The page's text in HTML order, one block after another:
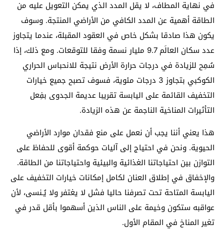
في نهاية المطاف، لا يقل المدد الذي يمكن التعويل عليه من
الطاقة أهمية عن المدد الكافي من الأراضي المنتجة. وسوف
يكون هذا صادقا بشكل خاص في العقود المقبلة، عندما يتجاوز
عدد سكان العالَم 9.7 مليار نسمة وفقا للتوقعات. ومع ذلك، إذا
سُمِح للزيادة في درجات حرارة الأرض نتيجة للانحباس الحراري
الكوكبي بتجاوز 3 درجات مئوية، فسوف تصبح جميع خيارات
التخفيف القائمة على اليابسة تقريبا عديمة الجدوى بفِعل
التأثيرات المناخية الناجمة عن هذه الزيادة.
هذا يعني أننا يجب أن نعمل على منع فقدان موارد الأراضي
الحيوية. ونحن في احتياج إلى آليات حوكمة أقوى للحفاظ على
التوازن بين احتياجاتنا الغذائية والبيئية واحتياجاتنا من الطاقة.
والإخفاق في إطلاق العنان لكامل إمكانات خيارات التخفيف على
اليابسة المتاحة تحت تصرفنا حاليا فشل لا يغتفر ولا يُـنسى، لأن
عواقبه ستكون وخيمة على الناس الذين أسهموا بأقل قدر في
تغير المناخ في المقام الأول.